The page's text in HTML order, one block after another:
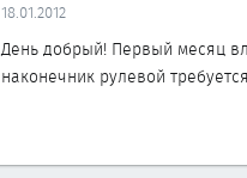
18.01.2012
День добрый! Первый месяц
наконечник рулевой